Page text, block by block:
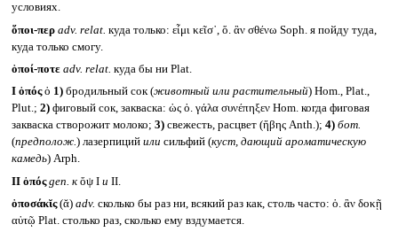
условиях.
ὅποι-περ adv. relat. куда только: εἶμι κεῖσ᾽, ὅ. ἂν σθένω Soph. я пойду туда,
куда только смогу.
ὁποί-ποτε adv. relat. куда бы ни Plat.
I ὀπόςὁ 1)бродильный сок (животный или растительный) Hom., Plat.,
Plut.; 2)фиговый сок, закваска: ὡς ὀ. γάλα συνέπηξεν Hom. когда фиговая
закваска створожит молоко; 3)свежесть, расцвет (ἥβης Anth.); 4) бот.
(предполож.) лазерпиций или сильфий (куст, дающий ароматическую
камедь) Arph.
II ὀπός gen. кὄψ I и II.
ὁποσάκῐς(ᾰ) adv. сколько бы раз ни, всякий раз как, столь часто: ὁ. ἂν δοκῇ
αὐτῷ Plat. столько раз, сколько ему вздумается.